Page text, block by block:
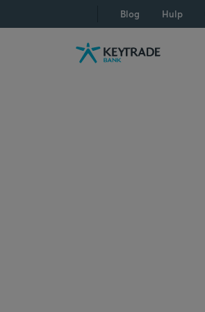
navigatie
aanmelden
inhoud
Blog Hulp